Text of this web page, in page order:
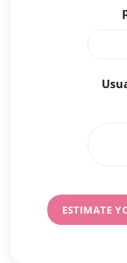
ESTIMATE